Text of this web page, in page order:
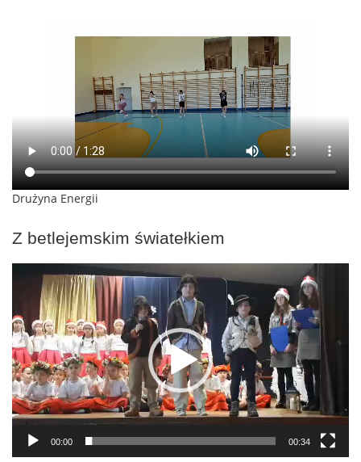
Drużyna Energii
Z betlejemskim światełkiem
Odtwarzacz
00:00 00:34